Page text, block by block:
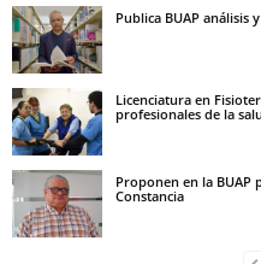
Publica BUAP análisis
Licenciatura en
profesionales de la
Proponen en la BUAP
Constancia